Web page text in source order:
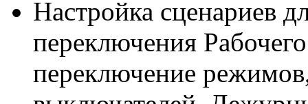
Настройка сценариев
переключения
переключение